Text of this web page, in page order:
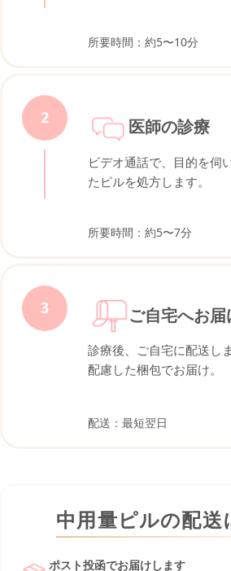
所要時間：約5〜10分
2 医師の診療
ビデオ通話で、目的を伺
たピルを処方します。
所要時間：約5〜7分
3 ご自宅へお届
診療後、ご自宅に配送し
配慮した梱包でお届け。
配送：最短翌日
中用量ピルの配送
ポスト投函でお届けします